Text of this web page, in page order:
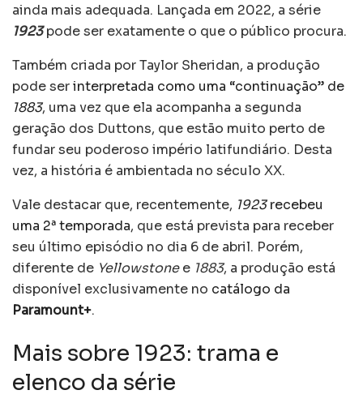
ainda mais adequada. Lançada em 2022, a série
1923pode ser exatamente o que o público procura.
Também criada por Taylor Sheridan, a produção
pode serinterpretada como uma “continuação” de
1883, uma vez que ela acompanha a segunda
geração dos Duttons, que estão muito perto de
fundar seu poderoso império latifundiário. Desta
vez, a história é ambientada no século XX.
Vale destacar que, recentemente, 1923recebeu
uma 2ª temporada, que está prevista para receber
seu último episódio no dia 6 de abril. Porém,
diferente de Yellowstonee 1883, a produção está
disponível exclusivamente no catálogo da
Paramount+.
Mais sobre 1923: trama e
elenco da série